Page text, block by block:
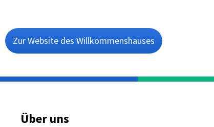
Zur Website des Willkommenshauses
Über uns